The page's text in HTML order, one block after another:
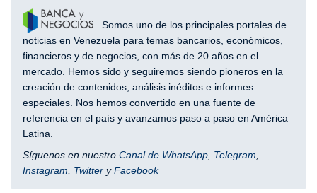
Somos uno de los principales portales de
noticias en Venezuela para temas bancarios, económicos,
financieros y de negocios, con más de 20 años en el
mercado. Hemos sido y seguiremos siendo pioneros en la
creación de contenidos, análisis inéditos e informes
especiales. Nos hemos convertido en una fuente de
referencia en el país y avanzamos paso a paso en América
Latina.
Síguenos en nuestro Canal de WhatsApp, Telegram,
Instagram, Twitter yFacebook